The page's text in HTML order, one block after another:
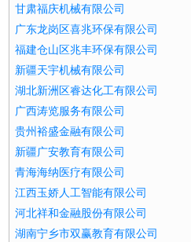
甘肃福庆机械有限公司
广东龙岗区喜兆环保有限公司
福建仓山区兆丰环保有限公司
新疆天宇机械有限公司
湖北新洲区睿达化工有限公司
广西涛览服务有限公司
贵州裕盛金融有限公司
新疆广安教育有限公司
青海海纳医疗有限公司
江西玉娇人工智能有限公司
河北祥和金融股份有限公司
湖南宁乡市双赢教育有限公司